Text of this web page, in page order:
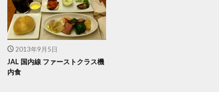
2013年9月5日
JAL 国内線 ファーストクラス機
内食